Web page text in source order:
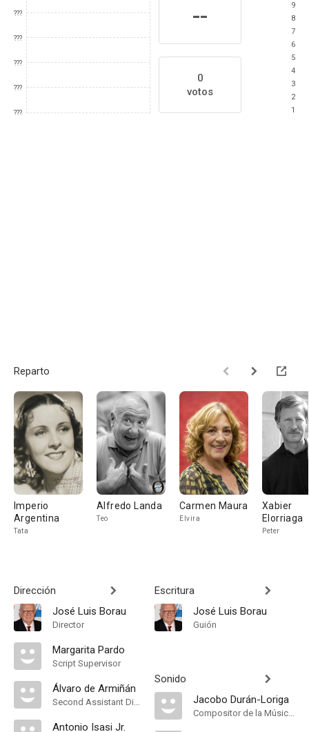
???
???
???
???
???
--
0
votos
9
8
7
6
5
4
3
2
1
Reparto
Imperio
Argentina
Tata
Alfredo Landa
Teo
Carmen Maura
Elvira
Xabier
Elorriaga
Peter
Dirección
José Luis Borau
Director
Margarita Pardo
Script Supervisor
Álvaro de Armiñán
Second Assistant Director
Antonio Isasi Jr.
Escritura
José Luis Borau
Guión
Sonido
Jacobo Durán-Loriga
Compositor de la Música Original